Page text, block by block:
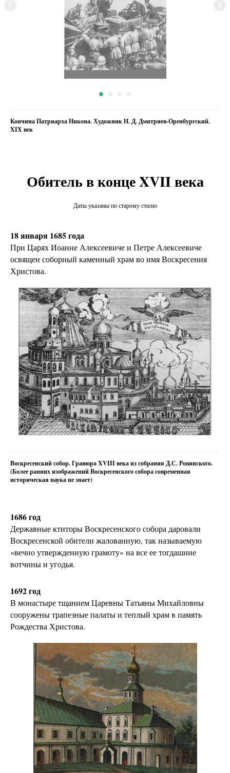
Кончина Патриарха Никона. Художник Н. Д. Дмитриев-Оренбургский.
XIX век
Обитель в конце XVII века
Даты указаны по старому стилю
18 января 1685 года
При Царях Иоанне Алексеевиче и Петре Алексеевиче
освящен соборный каменный храм во имя Воскресения
Христова.
Воскресенский собор. Гравюра XVIII века из собрания Д.С. Ровинского.
(Более ранних изображений Воскресенского собора современная
историческая наука не знает)
1686 год
Державные ктиторы Воскресенского собора даровали
Воскресенской обители жалованную, так называемую
«вечно утвержденную грамоту» на все ее тогдашние
вотчины и угодья.
1692 год
В монастыре тщанием Царевны Татьяны Михайловны
сооружены трапезные палаты и теплый храм в память
Рождества Христова.